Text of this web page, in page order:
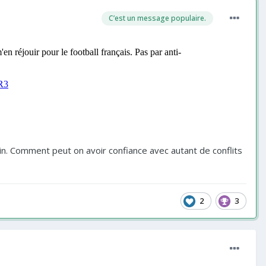
C’est un message populaire.
Comment peut on avoir confiance avec autant de conflits
2 3